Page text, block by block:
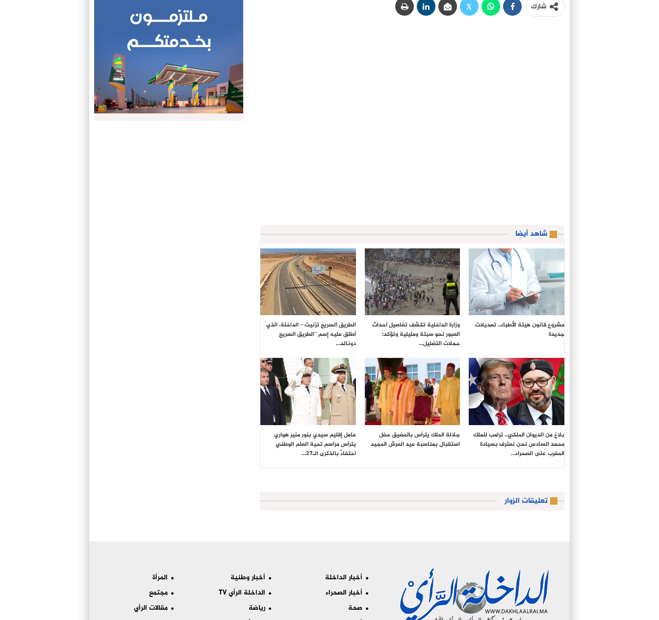
شارك
شاهد أيضا
مشروع قانون هيئة الأطباء.. تعديلات
جديدة
وزارة الداخلية تكشف تفاصيل أحداث
العبور نحو سبتة ومليلية وتؤكد:
حملات التضليل…
الطريق السريع تزنيت – الداخلة، الذي
أطلق عليه إسم “الطريق السريع
دونالد…
بلاغ من الديوان الملكي.. ترامب للملك
محمد السادس نحن نعترف بسيادة
المغرب على الصحراء…
جلالة الملك يترأس بالمضيق حفل
استقبال بمناسبة عيد العرش المجيد
عامل إقليم سيدي بنور منير هواري
يترأس مراسم تحية العلم الوطني
احتفاءً بالذكرى الـ27…
تعليقات الزوار
أخبار الداخلة
أخبار الصحراء
صحة
أخبار وطنية
الداخلة الرأي TV
رياضة
المرأة
مجتمع
مقالات الرأي